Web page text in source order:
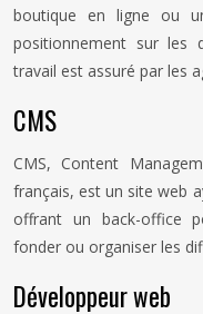
boutique en ligne ou
positionnement sur les
travail est assuré par les
CMS
CMS, Content
français, est un site web
offrant un back-office
fonder ou organiser les
Développeur web